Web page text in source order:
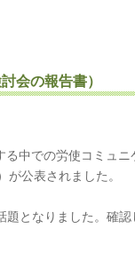
会の報告書）
中での労使コミュ
公表されました。
題となりました。確